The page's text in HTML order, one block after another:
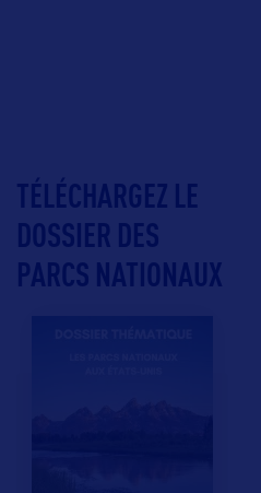
TÉLÉCHARGEZ LE
DOSSIER DES
PARCS NATIONAUX